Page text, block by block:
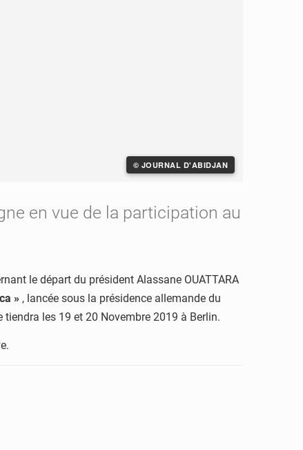
© JOURNAL D'ABIDJAN
en vue de la participation au
le départ du président Alassane OUATTARA
» , lancée sous la présidence allemande du
les 19 et 20 Novembre 2019 à Berlin.